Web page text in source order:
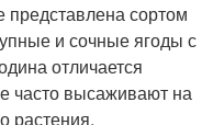
сортом
и сочные ягоды с
отличается
часто высаживают на
растения.